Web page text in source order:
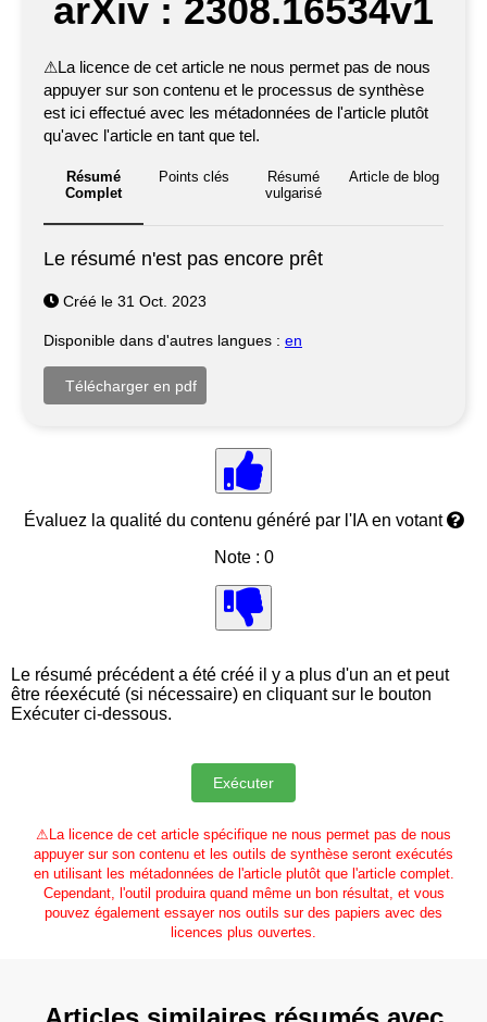
arXiv : 2308.16534v1
⚠La licence de cet article ne nous permet pas de nous
appuyer sur son contenu et le processus de synthèse
est ici effectué avec les métadonnées de l'article plutôt
qu'avec l'article en tant que tel.
Résumé
Complet
Points clés
Résumé
vulgarisé
Article de blog
Le résumé n'est pas encore prêt
Créé le 31 Oct. 2023
Disponible dans d'autres langues : en
Évaluez la qualité du contenu généré par l'IA en votant
Note : 0
Le résumé précédent a été créé il y a plus d'un an et peut
être réexécuté (si nécessaire) en cliquant sur le bouton
Exécuter ci-dessous.
⚠ La licence de cet article spécifique ne nous permet pas de nous
appuyer sur son contenu et les outils de synthèse seront exécutés
en utilisant les métadonnées de l'article plutôt que l'article complet.
Cependant, l'outil produira quand même un bon résultat, et vous
pouvez également essayer nos outils sur des papiers avec des
licences plus ouvertes.